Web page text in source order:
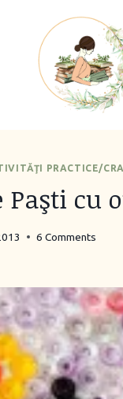
PRACTICE/
Paşti cu
6 Comments